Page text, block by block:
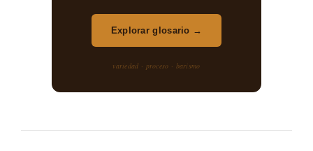
Explorar glosario →
variedad · proceso · barismo